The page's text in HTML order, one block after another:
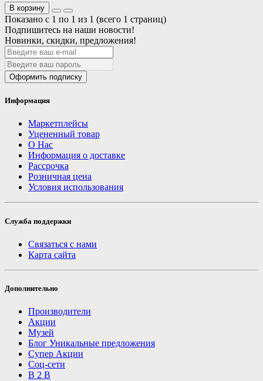
В корзину
Показано с 1 по 1 из 1 (всего 1 страниц)
Подпишитесь на наши новости!
Новинки, скидки, предложения!
Оформить подписку
Информация
Маркетплейсы
Уцененный товар
О Нас
Информация о доставке
Рассрочка
Розничная цена
Условия использования
Служба поддержки
Связаться с нами
Карта сайта
Дополнительно
Производители
Акции
Музей
Блог Уникальные предложения
Супер Акции
Соц-сети
B 2 B